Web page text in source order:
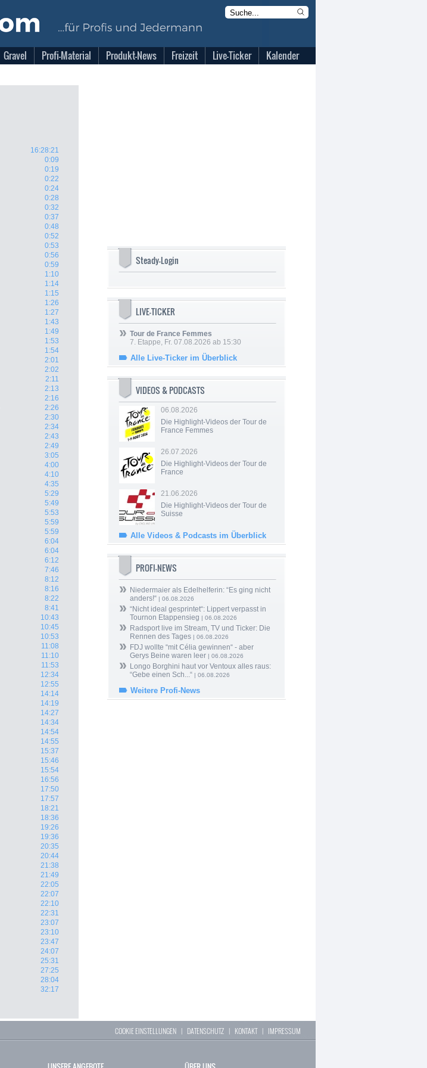
Gravel Profi-Material Produkt-News Freizeit Live-Ticker Kalender
16:28:21
0:09
0:19
0:22
0:24
0:28
0:32
0:37
0:48
0:52
0:53
0:56
0:59
1:10
1:14
1:15
1:26
1:27
1:43
1:49
1:53
1:54
2:01
2:02
2:11
2:13
2:16
2:26
2:30
2:34
2:43
2:49
3:05
4:00
4:10
4:35
5:29
5:49
5:53
5:59
5:59
6:04
6:04
6:12
7:46
8:12
8:16
8:22
8:41
10:43
10:45
10:53
11:08
11:10
11:53
12:34
12:55
14:14
14:19
14:27
14:34
14:54
14:55
15:37
15:46
15:54
16:56
17:50
17:57
18:21
18:36
19:26
19:36
20:35
20:44
21:38
21:49
22:05
22:07
22:10
22:31
23:07
23:10
23:47
24:07
25:31
27:25
28:04
32:17
Steady-Login
LIVE-TICKER
Tour de France Femmes
7. Etappe, Fr. 07.08.2026 ab 15:30
Alle Live-Ticker im Überblick
VIDEOS & PODCASTS
06.08.2026
Die Highlight-Videos der Tour de
France Femmes
26.07.2026
Die Highlight-Videos der Tour de
France
21.06.2026
Die Highlight-Videos der Tour de
Suisse
Alle Videos & Podcasts im Überblick
PROFI-NEWS
Niedermaier als Edelhelferin: “Es ging nicht
anders!“ | 06.08.2026
“Nicht ideal gesprintet“: Lippert verpasst in
Tournon Etappensieg | 06.08.2026
Radsport live im Stream, TV und Ticker: Die
Rennen des Tages | 06.08.2026
FDJ wollte “mit Célia gewinnen“ - aber
Gerys Beine waren leer | 06.08.2026
Longo Borghini haut vor Ventoux alles raus:
“Gebe einen Sch...“ | 06.08.2026
Weitere Profi-News
COOKIE EINSTELLUNGEN | DATENSCHUTZ | KONTAKT| IMPRESSUM